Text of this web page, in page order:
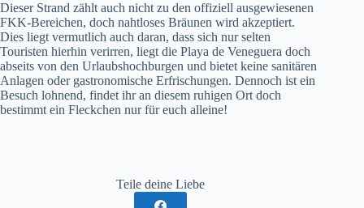
Dieser Strand zählt auch nicht zu den offiziell ausgewiesenen
FKK-Bereichen, doch nahtloses Bräunen wird akzeptiert.
Dies liegt vermutlich auch daran, dass sich nur selten
Touristen hierhin verirren, liegt die Playa de Veneguera doch
abseits von den Urlaubshochburgen und bietet keine sanitären
Anlagen oder gastronomische Erfrischungen. Dennoch ist ein
Besuch lohnend, findet ihr an diesem ruhigen Ort doch
bestimmt ein Fleckchen nur für euch alleine!
Teile deine Liebe